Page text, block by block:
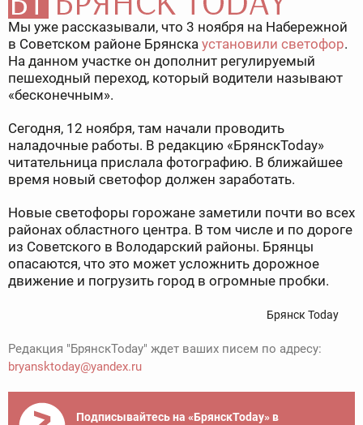
Мы уже рассказывали, что 3 ноября на Набережной
в Советском районе Брянска установили светофор.
На данном участке он дополнит регулируемый
пешеходный переход, который водители называют
«бесконечным».
Сегодня, 12 ноября, там начали проводить
наладочные работы. В редакцию «БрянскToday»
читательница прислала фотографию. В ближайшее
время новый светофор должен заработать.
Новые светофоры горожане заметили почти во всех
районах областного центра. В том числе и по дороге
из Советского в Володарский районы. Брянцы
опасаются, что это может усложнить дорожное
движение и погрузить город в огромные пробки.
Брянск Today
Редакция "БрянскToday" ждет ваших писем по адресу:
bryansktoday@yandex.ru
Подписывайтесь на «БрянскToday» в